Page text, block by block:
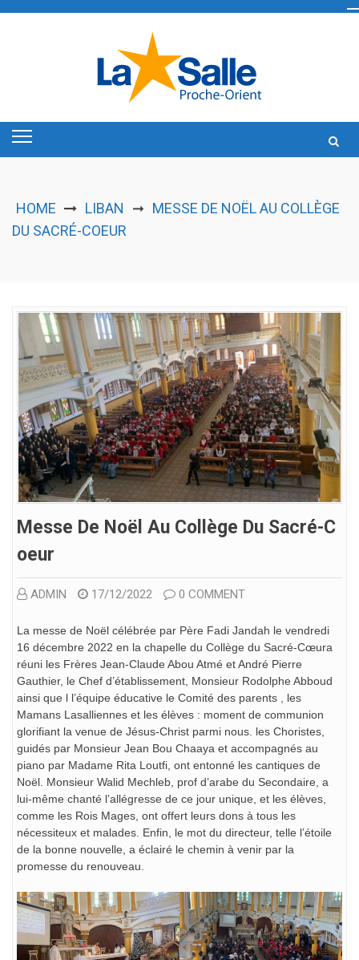
HOME LIBAN ➞ MESSE DE NOËL AU COLLÈGE
DU SACRÉ-COEUR
Messe De Noël Au Collège Du Sacré-C
Oeur
ADMIN 17/12/2022 0 COMMENT
La messe de Noël célébrée par Père Fadi Jandah le vendredi
16 décembre 2022 en la chapelle du Collège du Sacré-Cœura
réuni les Frères Jean-Claude Abou Atmé et André Pierre
Gauthier, le Chef d’établissement, Monsieur Rodolphe Abboud
ainsi que l l’équipe éducative le Comité des parents , les
Mamans Lasalliennes et les élèves : moment de communion
glorifiant la venue de Jésus-Christ parmi nous. les Choristes,
guidés par Monsieur Jean Bou Chaaya et accompagnés au
piano par Madame Rita Loutfi, ont entonné les cantiques de
Noël. Monsieur Walid Mechleb, prof d’arabe du Secondaire, a
lui-même chanté l’allégresse de ce jour unique, et les élèves,
comme les Rois Mages, ont offert leurs dons à tous les
nécessiteux et malades. Enfin, le mot du directeur, telle l’étoile
de la bonne nouvelle, a éclairé le chemin à venir par la
promesse du renouveau.